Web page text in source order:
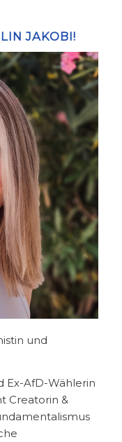
JAKOBI!
und
Ex-AfD-Wählerin
Creatorin &